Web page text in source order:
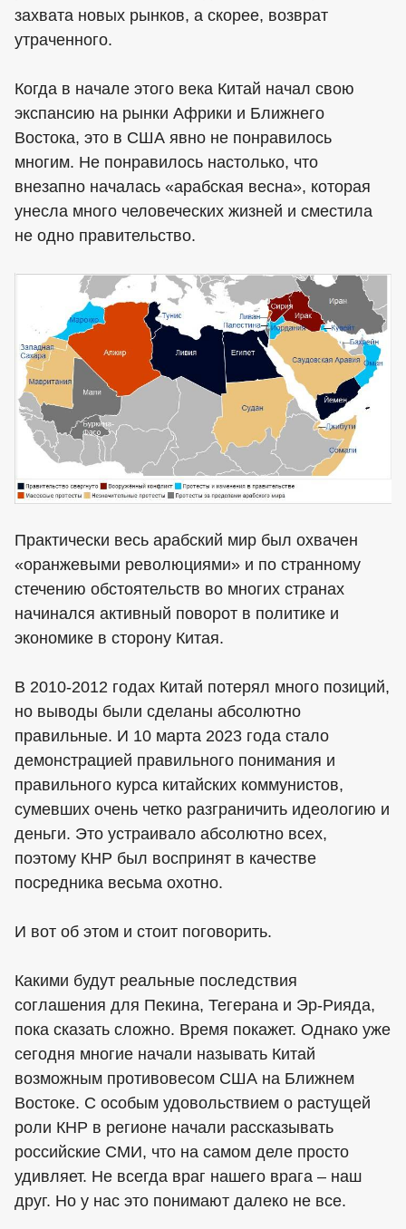
захвата новых рынков, а скорее, возврат
утраченного.
Когда в начале этого века Китай начал свою
экспансию на рынки Африки и Ближнего
Востока, это в США явно не понравилось
многим. Не понравилось настолько, что
внезапно началась «арабская весна», которая
унесла много человеческих жизней и сместила
не одно правительство.
Практически весь арабский мир был охвачен
«оранжевыми революциями» и по странному
стечению обстоятельств во многих странах
начинался активный поворот в политике и
экономике в сторону Китая.
В 2010-2012 годах Китай потерял много позиций,
но выводы были сделаны абсолютно
правильные. И 10 марта 2023 года стало
демонстрацией правильного понимания и
правильного курса китайских коммунистов,
сумевших очень четко разграничить идеологию и
деньги. Это устраивало абсолютно всех,
поэтому КНР был воспринят в качестве
посредника весьма охотно.
И вот об этом и стоит поговорить.
Какими будут реальные последствия
соглашения для Пекина, Тегерана и Эр-Рияда,
пока сказать сложно. Время покажет. Однако уже
сегодня многие начали называть Китай
возможным противовесом США на Ближнем
Востоке. С особым удовольствием о растущей
роли КНР в регионе начали рассказывать
российские СМИ, что на самом деле просто
удивляет. Не всегда враг нашего врага – наш
друг. Но у нас это понимают далеко не все.